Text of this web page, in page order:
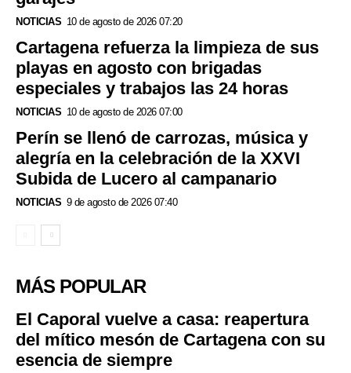
NOTICIAS 10 de agosto de 2026 07:20
Cartagena refuerza la limpieza de sus
playas en agosto con brigadas
especiales y trabajos las 24 horas
NOTICIAS 10 de agosto de 2026 07:00
Perín se llenó de carrozas, música y
alegría en la celebración de la XXVI
Subida de Lucero al campanario
NOTICIAS 9 de agosto de 2026 07:40
MÁS POPULAR
El Caporal vuelve a casa: reapertura
del mítico mesón de Cartagena con su
esencia de siempre